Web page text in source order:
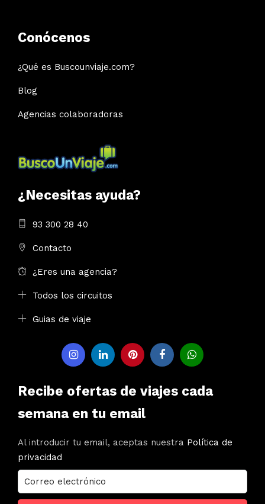
Conócenos
¿Qué es Buscounviaje.com?
Blog
Agencias colaboradoras
¿Necesitas ayuda?
93 300 28 40
Contacto
¿Eres una agencia?
Todos los circuitos
Guias de viaje
Recibe ofertas de viajes cada
semana en tu email
Al introducir tu email, aceptas nuestra Política de
privacidad